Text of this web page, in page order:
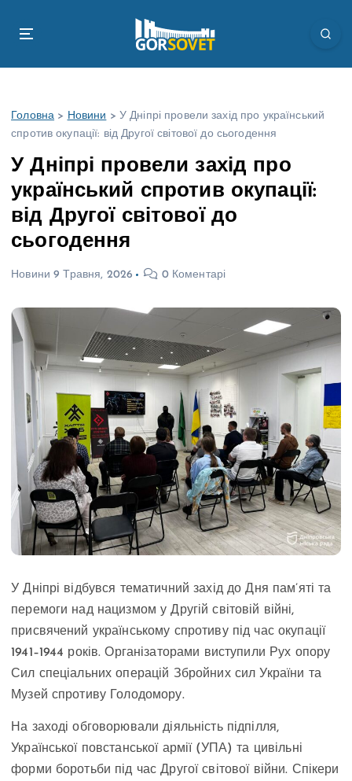
Головна > Новини > У Дніпрі провели захід про український
спротив окупації: від Другої світової до сьогодення
У Дніпрі провели захід про
український спротив окупації:
від Другої світової до
сьогодення
Новини 9 Травня, 2026 0 Коментарі
У Дніпрі відбувся тематичний захід до Дня пам’яті та
перемоги над нацизмом у Другій світовій війні,
присвячений українському спротиву під час окупації
1941–1944 років. Організаторами виступили Рух опору
Сил спеціальних операцій Збройних сил України та
Музей спротиву Голодомору.
На заході обговорювали діяльність підпілля,
Української повстанської армії (УПА) та цивільні
форми боротьби під час Другої світової війни. Спікери